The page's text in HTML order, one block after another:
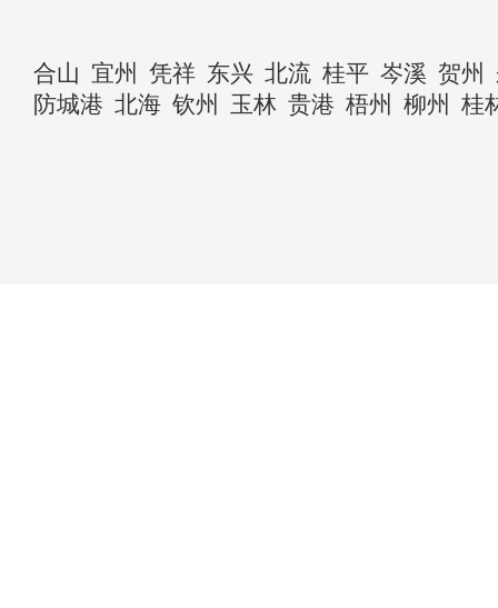
合山 宜州 凭祥 东兴 北流 桂平 岑溪 贺州
防城港 北海 钦州 玉林 贵港 梧州 柳州 桂